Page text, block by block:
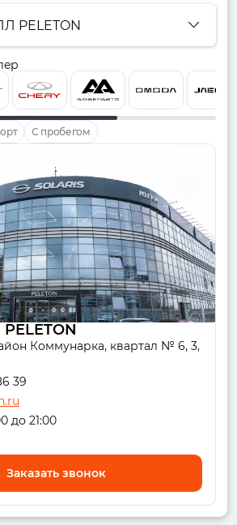
PELETON
С пробегом
Коммунарка, квартал № 6, 3,
39
до 21:00
Заказать звонок